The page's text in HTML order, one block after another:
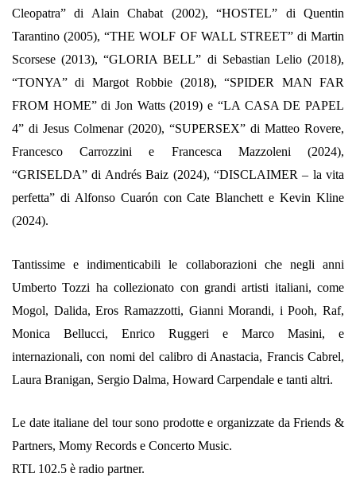
Cleopatra” di Alain Chabat (2002), “HOSTEL” di Quentin
Tarantino (2005), “THE WOLF OF WALL STREET” di Martin
Scorsese (2013), “GLORIA BELL” di Sebastian Lelio (2018),
“TONYA” di Margot Robbie (2018), “SPIDER MAN FAR
FROM HOME” di Jon Watts (2019) e “LA CASA DE PAPEL
4” di Jesus Colmenar (2020), “SUPERSEX” di Matteo Rovere,
Francesco Carrozzini e Francesca Mazzoleni (2024),
“GRISELDA” di Andrés Baiz (2024), “DISCLAIMER – la vita
perfetta” di Alfonso Cuarón con Cate Blanchett e Kevin Kline
(2024).
Tantissime e indimenticabili le collaborazioni che negli anni
Umberto Tozzi ha collezionato con grandi artisti italiani, come
Mogol, Dalida, Eros Ramazzotti, Gianni Morandi, i Pooh, Raf,
Monica Bellucci, Enrico Ruggeri e Marco Masini, e
internazionali, con nomi del calibro di Anastacia, Francis Cabrel,
Laura Branigan, Sergio Dalma, Howard Carpendale e tanti altri.
Le date italiane del tour sono prodotte e organizzate da Friends &
Partners, Momy Records e Concerto Music.
RTL 102.5 è radio partner.